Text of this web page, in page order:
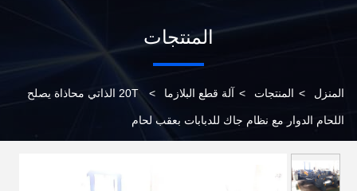
المنتجات
المنزل > المنتجات > آلة قطع البلازما > 20T الذاتي محاذاة يصلح
اللحام الدوار مع نظام جاك للدبابات بعقب لحام